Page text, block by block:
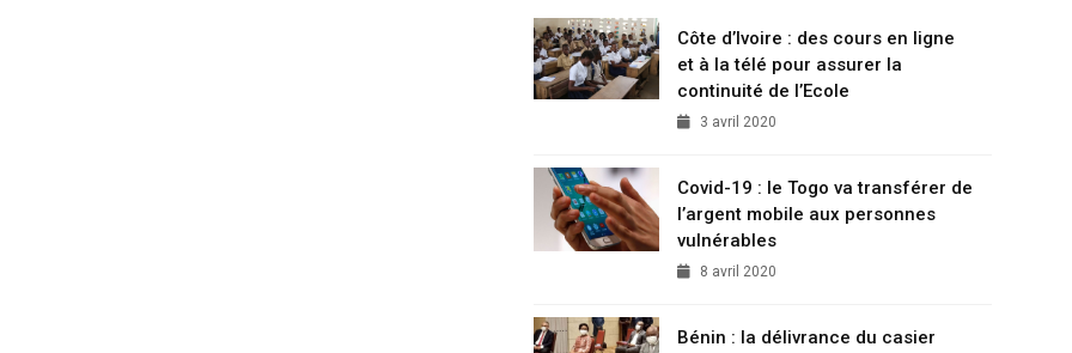
Côte d’Ivoire : des cours en ligne
et à la télé pour assurer la
continuité de l’Ecole
3 avril 2020
Covid-19 : le Togo va transférer de
l’argent mobile aux personnes
vulnérables
8 avril 2020
Bénin : la délivrance du casier